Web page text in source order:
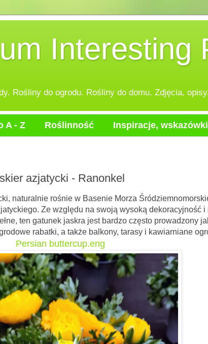
Interesting
Rośliny do ogrodu. Rośliny do domu. Zdjęcia,
A - Z Roślinność Inspiracje, wskazówki
azjatycki - Ranonkel
w Basenie Morza
Ze względu na swoją wysoką dekoracyjność
ten gatunek jaskra jest bardzo często prowadzony
rabatki, a także balkony, tarasy i kawiarniane
Persian buttercup.eng